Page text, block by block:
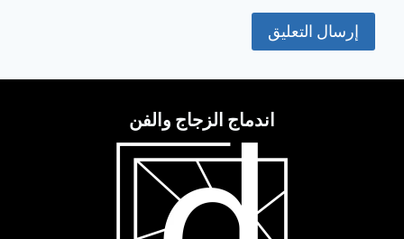
اندماج الزجاج والفن